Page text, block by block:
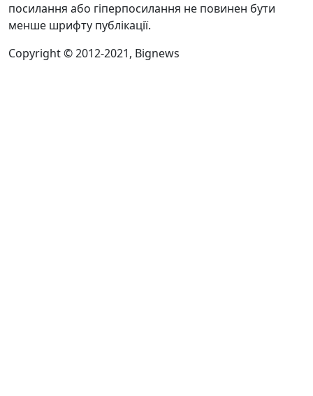
посилання або гіперпосилання не повинен бути
менше шрифту публікації.
Copyright © 2012-2021, Bignews